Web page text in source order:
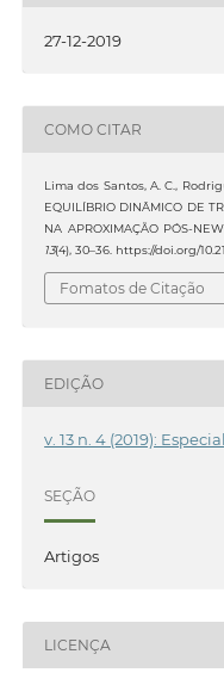
27-12-2019
COMO CITAR
Lima dos Santos, A. C.,
EQUILÍBRIO DINÂMICO DE
NA APROXIMAÇÃO PÓS-
13(4), 30–36. https://doi.org/
Fomatos de Citação
EDIÇÃO
v. 13 n. 4 (2019):
SEÇÃO
Artigos
LICENÇA